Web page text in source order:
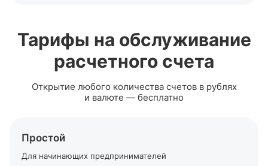
Тарифы на обслуживание
расчетного счета
Открытие любого количества счетов в рублях
и валюте — бесплатно
Простой
Для начинающих предпринимателей